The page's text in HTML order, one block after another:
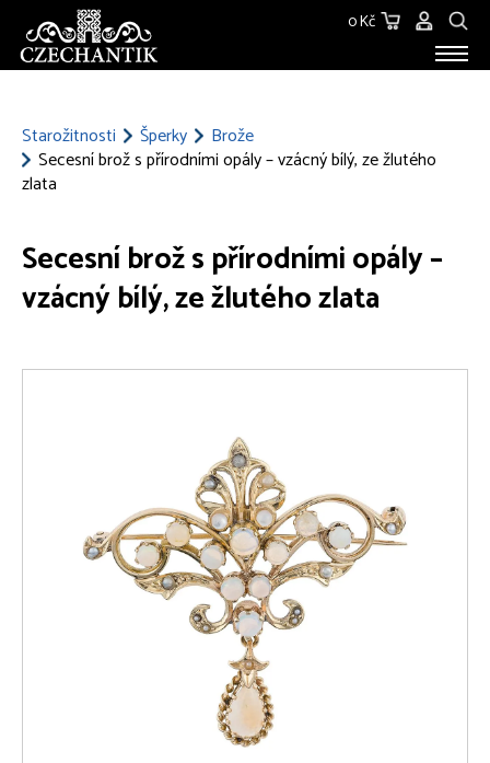
0 Kč
KONTAKT
Starožitnosti Šperky
Brože
Secesní brož s přírodními opály – vzácný bílý, ze žlutého
zlata
Secesní brož s přírodními opály –
vzácný bílý, ze žlutého zlata